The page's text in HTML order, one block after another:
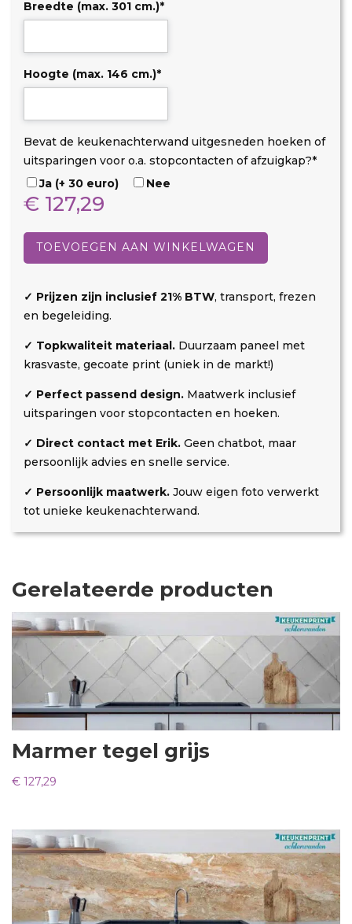
Breedte (max. 301 cm.)*
Hoogte (max. 146 cm.)*
D
i
b
o
d
O
p
s
t
r
o
s
e
n
U
i
t
s
a
n
g
Bevat de keukenachterwand uitgesneden hoeken of
uitsparingen voor o.a. stopcontacten of afzuigkap?*
Ja (+ 30 euro)
Nee
aantal
TOEVOEGEN AAN WINKELWAGEN
€ 127,29
✓ Prijzen zijn inclusief 21% BTW, transport, frezen
en begeleiding.
✓ Topkwaliteit materiaal. Duurzaam paneel met
krasvaste, gecoate print (uniek in de markt!)
✓ Perfect passend design. Maatwerk inclusief
uitsparingen voor stopcontacten en hoeken.
✓ Direct contact met Erik. Geen chatbot, maar
persoonlijk advies en snelle service.
✓ Persoonlijk maatwerk. Jouw eigen foto verwerkt
tot unieke keukenachterwand.
Gerelateerde producten
Marmer tegel grijs
€ 127,29